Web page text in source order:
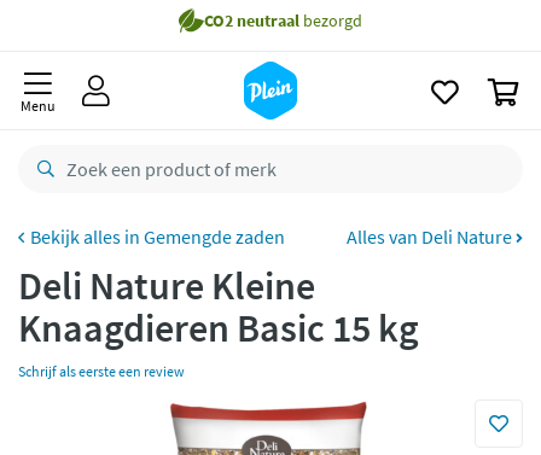
Gratis
besteld,
Gratis retourneren
Menu
Gemengde zaden Alles van Deli Nature
Deli Nature Kleine
Knaagdieren Basic 15 kg
Schrijf als eerste een review